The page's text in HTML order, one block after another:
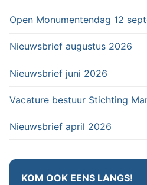
Open Monumentendag 12
Nieuwsbrief augustus 2026
Nieuwsbrief juni 2026
Vacature bestuur Stichting
Nieuwsbrief april 2026
KOM OOK EENS LANGS!